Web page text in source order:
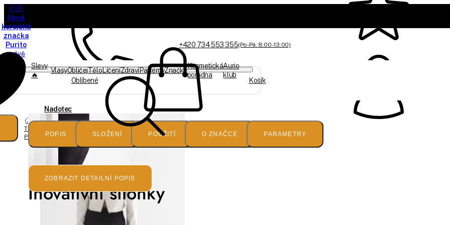
🇰🇷
Nová
korejská
značka
Purito
právě
dorazila
+420 734 553 355(Po-Pá: 8:00 - 13:00)
Oblíbené Košík
Slevy
🔥
VlasyObličejTěloLíčeníZdravíParfémyZnačky
Kosmetická
poradna
Aurio
klub
Tělo
Punčocháče
Nadotec
Punčochové
kalhoty
proti
POPIS SLOŽENÍ POUŽITÍ O ZNAČCE PARAMETRY
ZOBRAZIT DETAILNÍ POPIS
Inovativní silonky